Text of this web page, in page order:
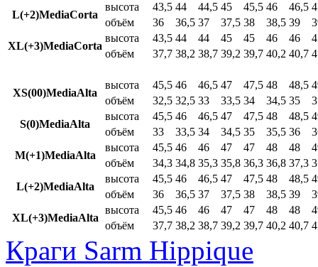
L(+2)MediaCorta
высота 43,5 44 44,5 45 45,5 46 46,5
объём
36 36,5 37 37,5 38 38,5 39
XL(+3)MediaCorta
высота 43,5 44 44 45 45 46 46
объём
37,7 38,2 38,7 39,2 39,7 40,2 40,7
XS(00)MediaAlta
высота 45,5 46 46,5 47 47,5 48 48,5
объём
32,5 32,5 33 33,5 34 34,5 35
S(0)MediaAlta
высота 45,5 46 46,5 47 47,5 48 48,5
объём
33 33,5 34 34,5 35 35,5 36
M(+1)MediaAlta
высота 45,5 46 46 47 47 48 48
объём
34,3 34,8 35,3 35,8 36,3 36,8 37,3
L(+2)MediaAlta
высота 45,5 46 46,5 47 47,5 48 48,5
объём
36 36,5 37 37,5 38 38,5 39
XL(+3)MediaAlta
высота 45,5 46 46 47 47 48 48
объём
37,7 38,2 38,7 39,2 39,7 40,2 40,7
Краги Sarm Hippique